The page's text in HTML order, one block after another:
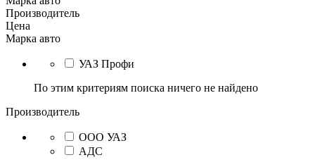
Производитель
Цена
Марка авто
УАЗ Профи
По этим критериям поиска ничего не найдено
Производитель
ООО УАЗ
АДС